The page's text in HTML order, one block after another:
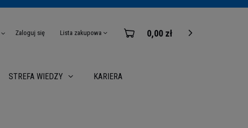
Zaloguj się Lista zakupowa 0,00 zł
STREFA WIEDZY KARIERA